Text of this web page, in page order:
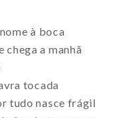
à boca
chega a manhã
tocada
tudo nasce frágil